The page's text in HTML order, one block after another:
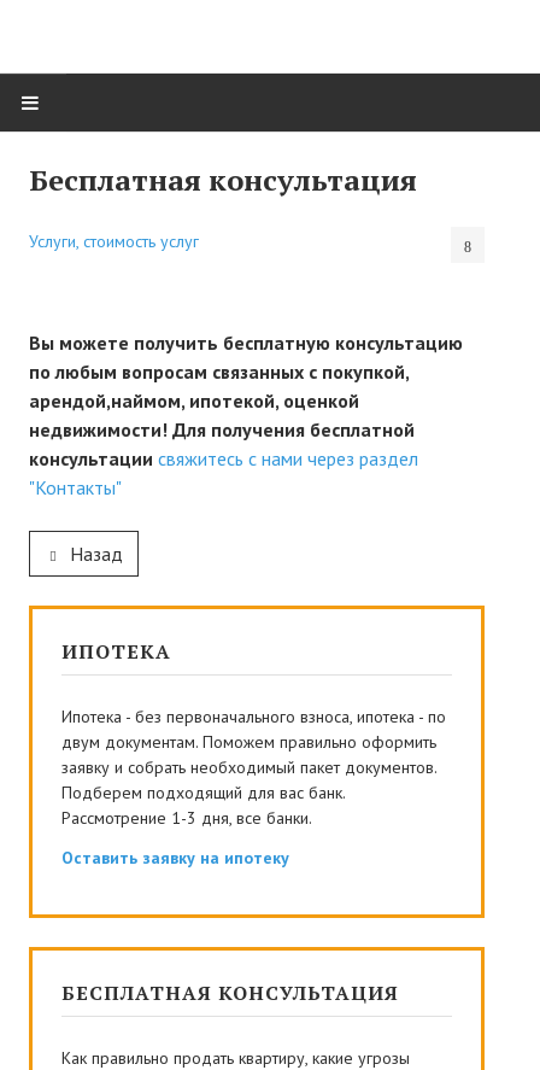
Купить квартиру
Снять квартиру
Коммерческая
Загородная
ОТВЕТЫ НА ВОПРОСЫ
КОНТАКТЫ
Бесплатная консультация
Услуги, стоимость услуг
Вы можете получить бесплатную консультацию
по любым вопросам связанных с покупкой,
арендой,наймом, ипотекой, оценкой
недвижимости! Для получения бесплатной
консультации свяжитесь с нами через раздел
"Контакты"
Назад
ИПОТЕКА
Ипотека - без первоначального взноса, ипотека - по
двум документам. Поможем правильно оформить
заявку и собрать необходимый пакет документов.
Подберем подходящий для вас банк.
Рассмотрение 1-3 дня, все банки.
Оставить заявку на ипотеку
БЕСПЛАТНАЯ КОНСУЛЬТАЦИЯ
Как правильно продать квартиру, какие угрозы